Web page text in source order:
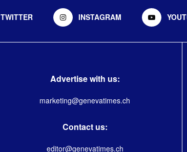
TWITTER INSTAGRAM
Advertise with us:
marketing@genevatimes.ch
Contact us:
editor@genevatimes.ch